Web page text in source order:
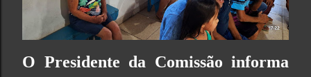
O Presidente da Comissão informa